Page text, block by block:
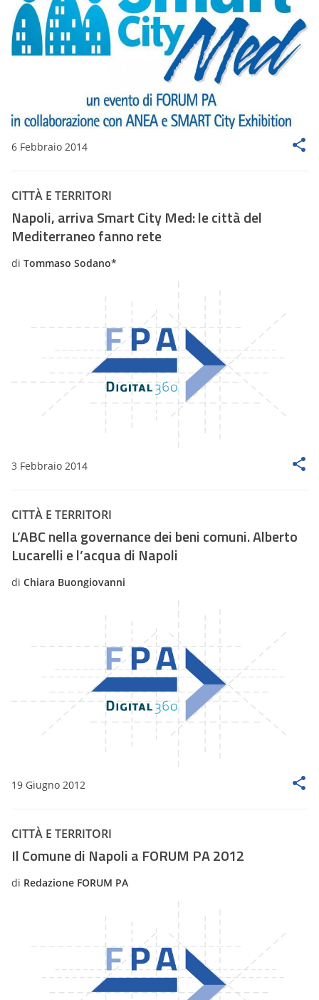
6 Febbraio 2014
CITTÀ E TERRITORI
Napoli, arriva Smart City Med: le città del
Mediterraneo fanno rete
di Tommaso Sodano*
3 Febbraio 2014
CITTÀ E TERRITORI
L’ABC nella governance dei beni comuni. Alberto
Lucarelli e l’acqua di Napoli
di Chiara Buongiovanni
19 Giugno 2012
CITTÀ E TERRITORI
Il Comune di Napoli a FORUM PA 2012
di Redazione FORUM PA